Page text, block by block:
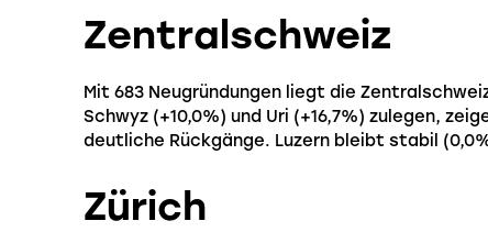
Zentralschweiz
Mit 683 Neugründungen liegt die
Schwyz (+10,0%) und Uri (+16,7%) zulegen,
deutliche Rückgänge. Luzern bleibt stabil
Zürich